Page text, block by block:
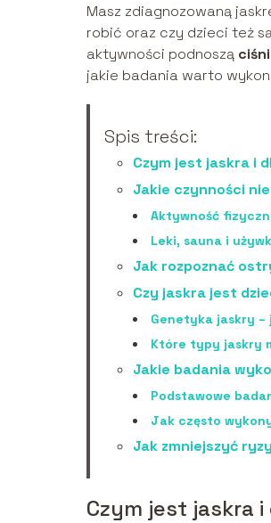
Masz zdiagnozowaną
robić oraz czy dzieci też
aktywności podnoszą
jakie badania warto
Spis treści:
Czym jest jaskra i
Jakie czynności
Aktywność
Leki, sauna i
Jak rozpoznać
Czy jaskra jest
Genetyka jaskry
Które typy jaskry
Jakie badania
Podstawowe
Jak często
Jak zmniejszyć
Czym jest jaskra